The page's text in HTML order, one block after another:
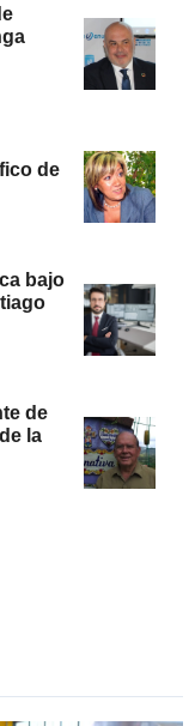
de
bajo
de
la